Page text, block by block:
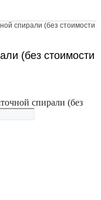
спирали (без стоимости
(без стоимости
спирали (без